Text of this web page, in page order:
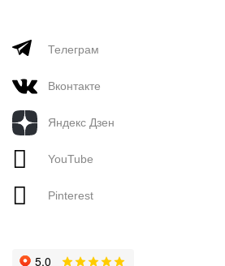
Телеграм
Вконтакте
Яндекс Дзен
YouTube
Pinterest